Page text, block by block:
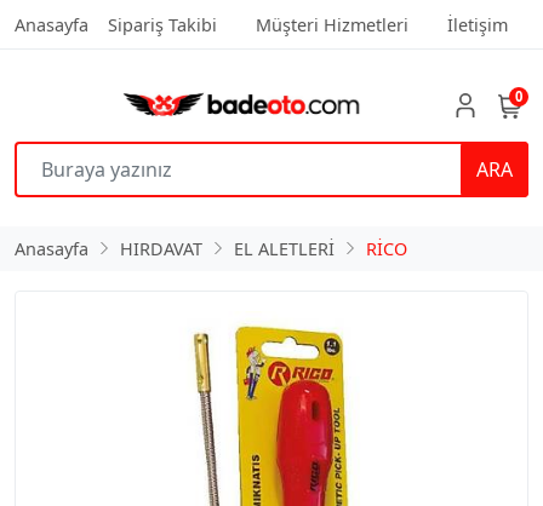
Anasayfa Sipariş Takibi Müşteri Hizmetleri İletişim
ARA
0
Anasayfa HIRDAVAT EL ALETLERİ RİCO